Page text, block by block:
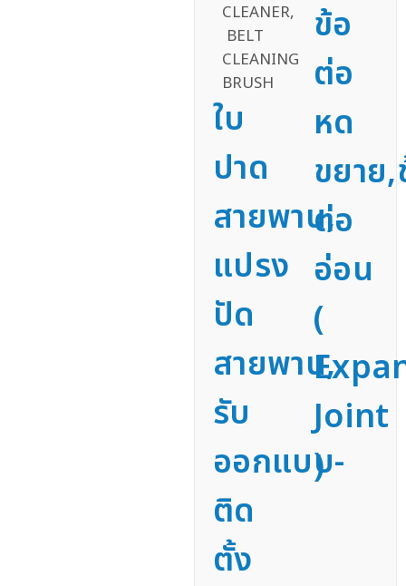
ใบ
ปาด
สายพาน,
แปรง
ปัด
สายพาน,
รับ
ออกแบบ-
ติด
ตั้ง
ข้อ
ต่อ
หด
ขยาย
ต่อ
อ่อน
(
Joint
)